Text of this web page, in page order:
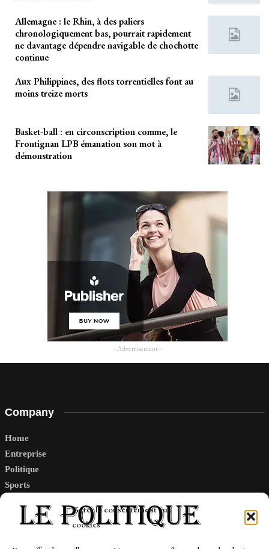
Gérer le consentement aux
cookies
Allemagne : le Rhin, à des paliers
chronologiquement bas, pourrait rapidement
ne davantage dépendre navigable de chochotte
continue
Aux Philippines, des flots torrentielles font au
moins treize morts
Basket-ball : en circonscription comme, le
Frontignan LPB émanation son mot à
démonstration
- Advertisement -
Company
Home
Entreprise
Politique
Sports